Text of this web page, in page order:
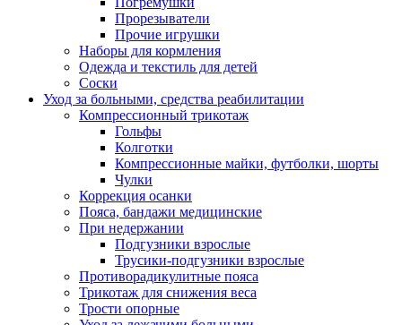
Прорезыватели
Прочие игрушки
Наборы для кормления
Одежда и текстиль для детей
Соски
Уход за больными, средства реабилитации
Компрессионный трикотаж
Гольфы
Колготки
Компрессионные майки, футболки, шорты
Чулки
Коррекция осанки
Пояса, бандажи медицинские
При недержании
Подгузники взрослые
Трусики-подгузники взрослые
Противорадикулитные пояса
Трикотаж для снижения веса
Трости опорные